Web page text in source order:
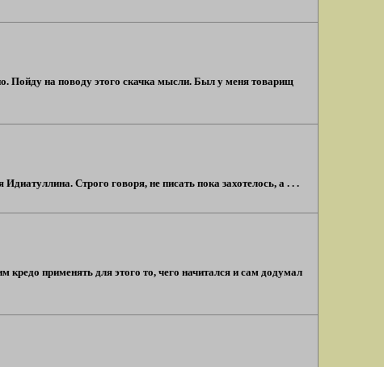
Пойду на поводу этого скачка мысли. Был у меня товарищ
Строго говоря, не писать пока захотелось, а . . .
применять для этого то, чего начитался и сам додумал